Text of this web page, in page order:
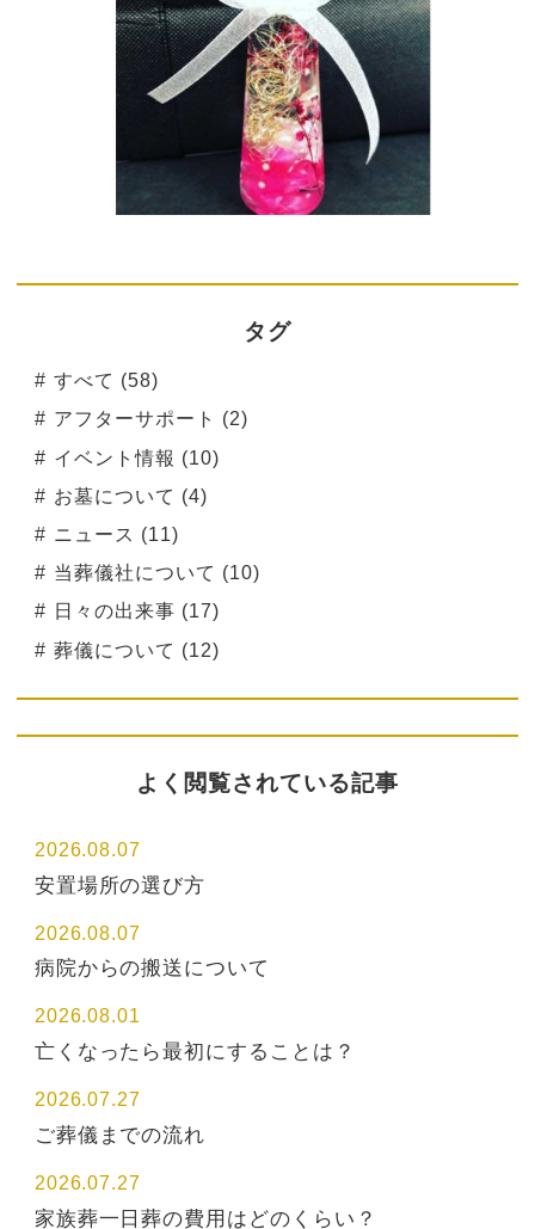
タグ
すべて (58)
アフターサポート (2)
イベント情報 (10)
お墓について (4)
ニュース (11)
当葬儀社について (10)
日々の出来事 (17)
葬儀について (12)
よく閲覧されている記事
2026.08.07
安置場所の選び方
2026.08.07
病院からの搬送について
2026.08.01
亡くなったら最初にすることは？
2026.07.27
ご葬儀までの流れ
2026.07.27
家族葬一日葬の費用はどのくらい？